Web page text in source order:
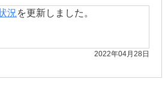
況 を更新しました。
2022年04月28日